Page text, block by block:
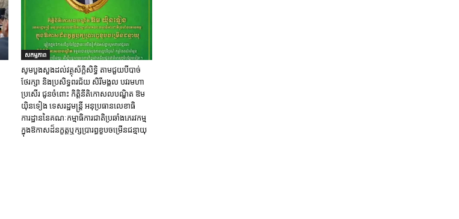
សកម្មភាព
សូមបួងសួងដល់វត្ថុស័ក្តិសិទ្ធិ តាមជួយបីបាច់
ថែរក្សា និងប្រសិទ្ធពរជ័យ សិរីមង្គល បវរមហា
ប្រសើរ ជូនចំពោះ កិត្តិនីតិកោសលបណ្ឌិត ឱម
យ៉ិនទៀង ទេសរដ្ឋមន្រ្តី អនុប្រធានលេខាធិ
ការដ្ឋាននៃគណៈកម្មាធិការជាតិប្រឆាំងភេរវកម្ម
ក្នុងឱកាសដ៏នក្ខត្តឬក្សប្រារព្ធខួបចម្រើនជន្មាយុ